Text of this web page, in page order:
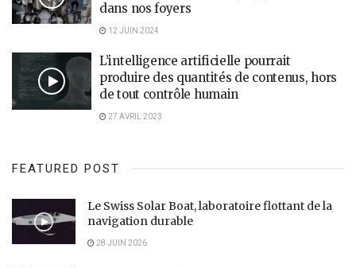
dans nos foyers
12 JUIN 2024
L’intelligence artificielle pourrait
produire des quantités de contenus, hors
de tout contrôle humain
27 AVRIL 2023
FEATURED POST
Le Swiss Solar Boat, laboratoire flottant de la
navigation durable
28 JUIN 2026